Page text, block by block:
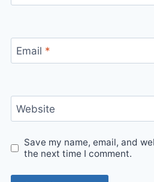
Email *
Website
Save my name, email, and
the next time I comment.